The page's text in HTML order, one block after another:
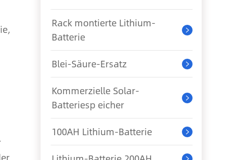
Rack montierte Lithium-
Batterie

Blei-Säure-Ersatz 
Kommerzielle Solar-
Batteriesp eicher

100AH Lithium-Batterie 
